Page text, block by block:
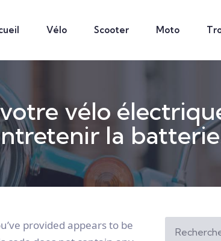
Vélo Scooter Moto
vélo
la
provided appears to be